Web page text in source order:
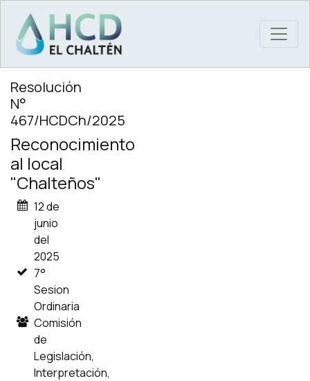
MAIN NAVIGATION
Resolución
N°
467/HCDCh/2025
Reconocimiento
al local
"Chalteños"
12 de
junio
del
2025
7°
Sesion
Ordinaria
Comisión
de
Legislación,
Interpretación,